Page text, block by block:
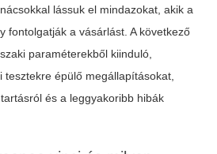
lássuk el mindazokat, akik a
fontolgatják a vásárlást. A következő
paraméterekből kiinduló,
épülő megállapításokat,
és a leggyakoribb hibák